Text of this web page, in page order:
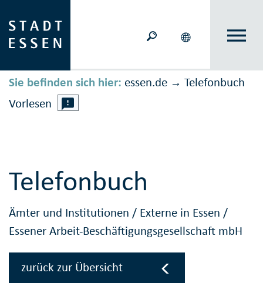
Sie befinden sich hier: essen.de → Telefonbuch
Vorlesen
Telefonbuch
Ämter und Institutionen / Externe in Essen /
Essener Arbeit-Beschäftigungsgesellschaft mbH
zurück zur Übersicht